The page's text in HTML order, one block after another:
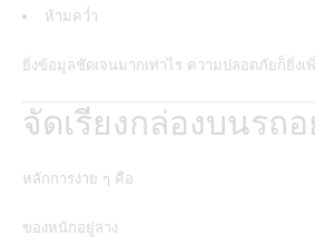
ห้ามคว่ำ
ยิ่งข้อมูลชัดเจนมากเท่าไร ความปลอดภัยก็ยิ่งเ
จัดเรียงกล่องบนรถ
หลักการง่าย ๆ คือ
ของหนักอยู่ล่าง